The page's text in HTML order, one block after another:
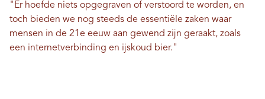
"Er hoefde niets opgegraven of verstoord te worden, en
toch bieden we nog steeds de essentiële zaken waar
mensen in de 21e eeuw aan gewend zijn geraakt, zoals
een internetverbinding en ijskoud bier."